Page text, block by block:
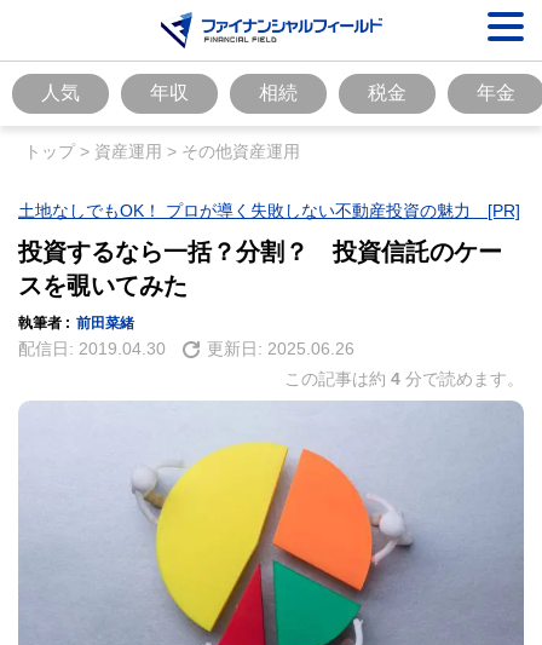
人気 年収 相続 税金 年金
トップ> 資産運用 > その他資産運用
土地なしでもOK！ プロが導く失敗しない不動産投資の魅力 [PR]
投資するなら一括？分割？ 投資信託のケー
スを覗いてみた
執筆者 : 前田菜緒
配信日: 2019.04.30 更新日: 2025.06.26
この記事は約 4 分で読めます。